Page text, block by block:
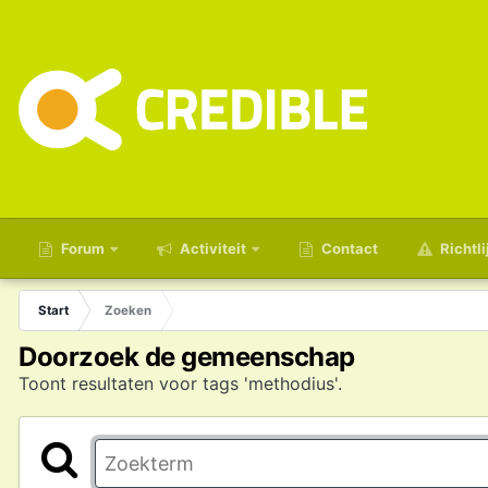
Forum Activiteit Contact
Start Zoeken
Doorzoek de gemeenschap
Toont resultaten voor tags 'methodius'.